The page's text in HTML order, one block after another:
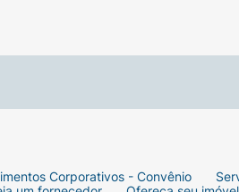
Corporativos - Convênio